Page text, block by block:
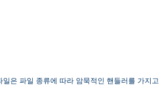
은 파일 종류에 따라 암묵적인 핸들러를 가지